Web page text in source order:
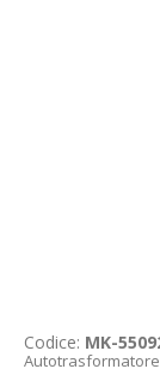
Codice: MK-
Autotrasformatore